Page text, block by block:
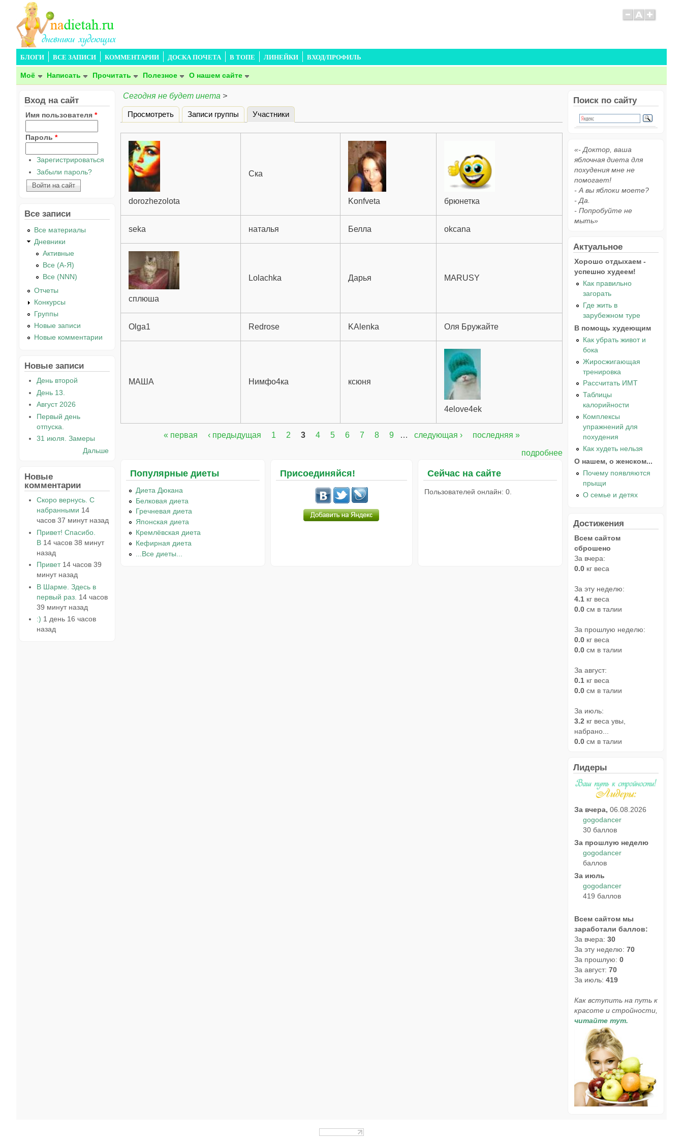
БЛОГИ ВСЕ ЗАПИСИ КОММЕНТАРИИ ДОСКА ПОЧЕТА В ТОПЕ ЛИНЕЙКИ ВХОД/ПРОФИЛЬ
Моё Написать Прочитать Полезное О нашем сайте
Сегодня не будет инета >
Главные вкладки
Просмотреть Записи группы Участники
dorozhezolota
Ска
Konfveta брюнетка
seka наталья Белла okcana
сплюша
Lolachka Дарья MARUSY
Olga1 Redrose KAlenka Оля Бружайте
МАША Нимфо4ка ксюня
4elove4ek
« первая ‹ предыдущая 1 2 3 4 5 6 7 8 9 … следующая › последняя »
подробнее
Популярные диеты
Диета Дюкана
Белковая диета
Гречневая диета
Японская диета
Кремлёвская диета
Кефирная диета
...Все диеты...
Присоединяйся! Сейчас на сайте
Пользователей онлайн: 0.
Вход на сайт
Имя пользователя *
Пароль *
Зарегистрироваться
Забыли пароль?
Все записи
Все материалы
Дневники
Активные
Все (А-Я)
Все (NNN)
Отчеты
Конкурсы
Группы
Новые записи
Новые комментарии
Новые записи
День второй
День 13.
Август 2026
Первый день
отпуска.
31 июля. Замеры
Дальше
Новые
комментарии
Скоро вернусь. С
набранными 14
часов 37 минут назад
Привет! Спасибо.
В 14 часов 38 минут
назад
Привет 14 часов 39
минут назад
В Шарме. Здесь в
первый раз. 14 часов
39 минут назад
:) 1 день 16 часов
назад
Поиск по сайту
«- Доктор, ваша
яблочная диета для
похудения мне не
помогает!
- А вы яблоки моете?
- Да.
- Попробуйте не
мыть»
Актуальное
Хорошо отдыхаем -
успешно худеем!
Как правильно
загорать
Где жить в
зарубежном туре
В помощь худеющим
Как убрать живот и
бока
Жиросжигающая
тренировка
Рассчитать ИМТ
Таблицы
калорийности
Комплексы
упражнений для
похудения
Как худеть нельзя
О нашем, о женском...
Почему появляются
прыщи
О семье и детях
Достижения
Всем сайтом
сброшено
За вчера:
0.0 кг веса
За эту неделю:
4.1 кг веса
0.0 см в талии
За прошлую неделю:
0.0 кг веса
0.0 см в талии
За август:
0.1 кг веса
0.0 см в талии
За июль:
3.2 кг веса увы,
набрано...
0.0 см в талии
Лидеры
За вчера, 06.08.2026
gogodancer
30 баллов
За прошлую неделю
gogodancer
баллов
За июль
gogodancer
419 баллов
Всем сайтом мы
заработали баллов:
За вчера: 30
За эту неделю: 70
За прошлую: 0
За август: 70
За июль: 419
Как вступить на путь к
красоте и стройности,
читайте тут.